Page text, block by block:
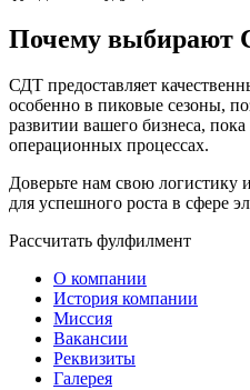
Почему выбирают
СДТ предоставляет
особенно в пиковые сезоны,
развитии вашего бизнеса,
операционных процессах.
Доверьте нам свою логистику
для успешного роста в сфере
Рассчитать фулфилмент
О компании
История компании
Миссия
Вакансии
Реквизиты
Галерея